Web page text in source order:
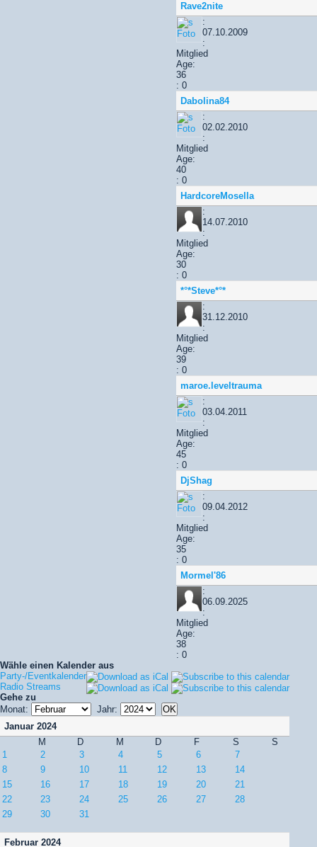
Rave2nite
:
07.10.2009
:
Mitglied
Age:
36
: 0
Dabolina84
:
02.02.2010
:
Mitglied
Age:
40
: 0
HardcoreMosella
:
14.07.2010
:
Mitglied
Age:
30
: 0
*°*Steve*°*
:
31.12.2010
:
Mitglied
Age:
39
: 0
maroe.leveltrauma
:
03.04.2011
:
Mitglied
Age:
45
: 0
DjShag
:
09.04.2012
:
Mitglied
Age:
35
: 0
Mormel'86
:
06.09.2025
:
Mitglied
Age:
38
: 0
Wähle einen Kalender aus
Party-/Eventkalender
Radio Streams
Gehe zu
Monat:
Jahr:
Januar 2024
M
D M D F S
S
1
2 3 4 5 6
7
8
9 10 11 12 13
14
15
16 17 18 19 20
21
22
23 24 25 26 27
28
29
30 31
Februar 2024